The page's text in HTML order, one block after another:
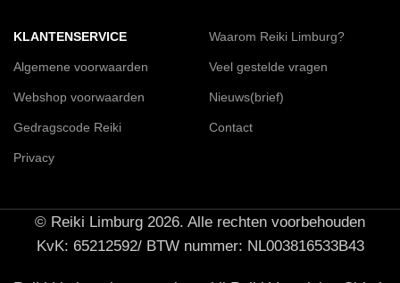
KLANTENSERVICE
Algemene voorwaarden
Webshop voorwaarden
Gedragscode Reiki
Privacy
Waarom Reiki Limburg?
Veel gestelde vragen
Nieuws(brief)
Contact
© Reiki Limburg 2026. Alle rechten voorbehouden
KvK: 65212592/ BTW nummer: NL003816533B43